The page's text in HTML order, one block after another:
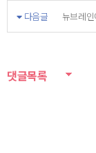
다음글 뉴브레
댓글목록